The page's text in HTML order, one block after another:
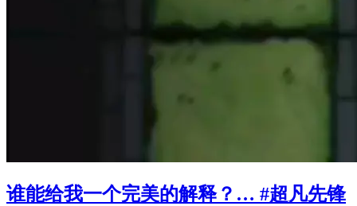
谁能给我一个完美的解释？… #超凡先锋